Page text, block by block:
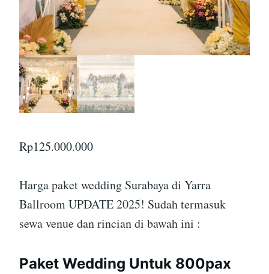
Rp125.000.000
Harga paket wedding Surabaya di Yarra
Ballroom UPDATE 2025! Sudah termasuk
sewa venue dan rincian di bawah ini :
Paket Wedding Untuk 800pax